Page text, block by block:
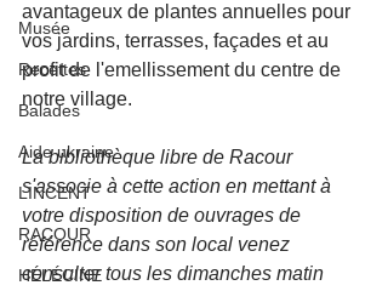
Musée
Recettes
Balades
Aide ukraine
LINCENT
RACOUR
HÉLÉCINE
avantageux de plantes annuelles pour
vos jardins, terrasses, façades et au
profit de l'emellissement du centre de
notre village.
La bibliothèque libre de Racour
s'associe à cette action en mettant à
votre disposition de ouvrages de
référence dans son local venez
consulter tous les dimanches matin